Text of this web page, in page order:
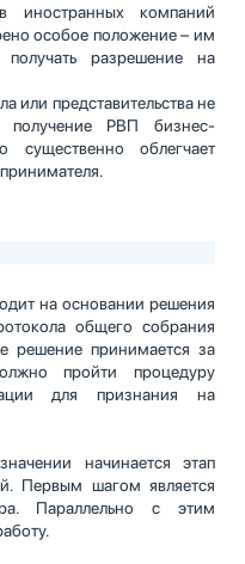
иностранных компаний
особое положение – им
получать разрешение на
или представительства не
получение РВП бизнес-
облегчает
на основании решения
общего собрания
решение принимается за
пройти процедуру
для признания на
начинается этап
Первым шагом является
Параллельно с этим